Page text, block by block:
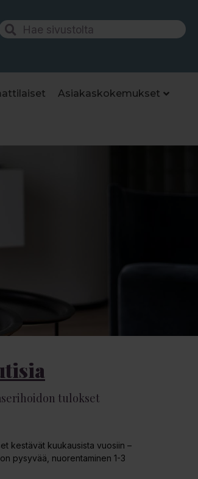
Asiakaskokemukset
tulokset
kestävät kuukausista vuosiin –
pysyvää, nuorentaminen 1-3